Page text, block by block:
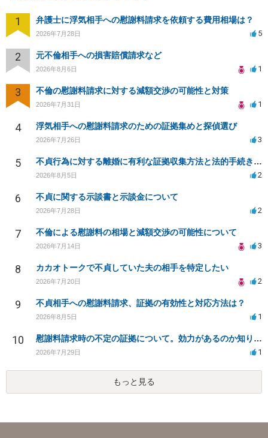
1 弁護士に浮気相手への慰謝料請求を依頼する費用相場は？
2026年7月28日 5
2 元不倫相手への損害賠償請求など
2026年8月6日 1
3 不倫の慰謝料請求に対する減額交渉の可能性と対策
2026年7月31日 1
4 浮気相手への慰謝料請求のための証拠集めと探偵選び
2026年7月26日 3
5 不貞行為に対する離婚に有利な証拠収集方法と法的手続きについて
2026年8月5日 2
6 不貞に関する示談書と示談金について
2026年7月28日 2
7 不倫による慰謝料の相場と減額交渉の可能性について
2026年7月14日 3
8 カカオトークで不貞していた夫の相手を特定したい
2026年7月20日 2
9 不貞相手への慰謝料請求、証拠の有効性と対応方法は？
2026年8月5日 1
10 慰謝料請求時の不定の証拠について。効力があるのか知りたい。
2026年7月29日 1
もっと見る